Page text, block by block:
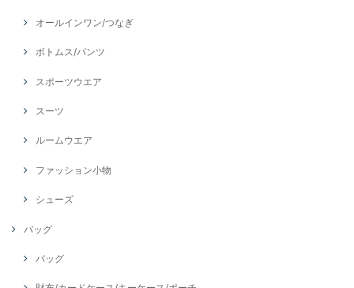
オールインワン/つなぎ
ボトムス/パンツ
スポーツウエア
スーツ
ルームウエア
ファッション小物
シューズ
バッグ
バッグ